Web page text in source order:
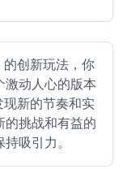
创新玩法，你
激动人心的版本
新的节奏和实
的挑战和有益的
吸引力。